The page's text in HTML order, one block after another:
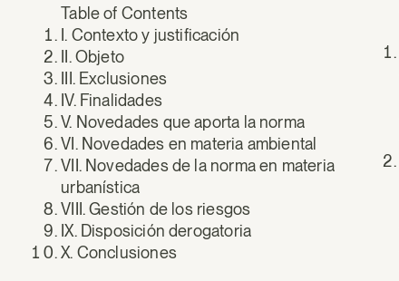
Table of Contents
I. Contexto y justificación
II. Objeto
III. Exclusiones
IV. Finalidades
V. Novedades que aporta la norma
VI. Novedades en materia ambiental
VII. Novedades de la norma en materia
urbanística
VIII. Gestión de los riesgos
IX. Disposición derogatoria
X. Conclusiones